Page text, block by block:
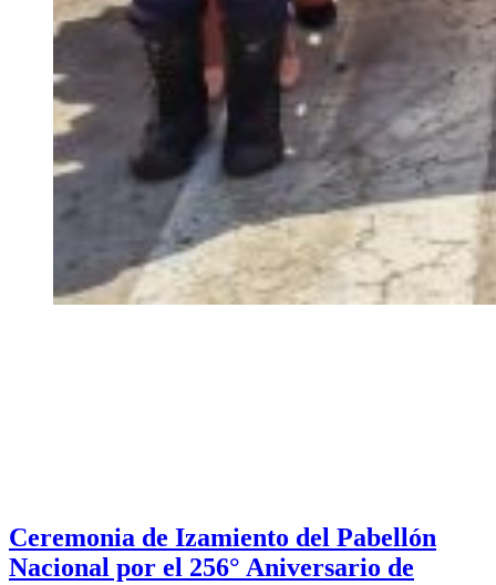
Ceremonia de Izamiento del Pabellón
Nacional por el 256° Aniversario de